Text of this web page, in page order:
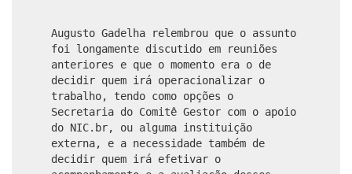
Augusto Gadelha relembrou que o assunto
foi longamente discutido em reuniões
anteriores e que o momento era o de
decidir quem irá operacionalizar o
trabalho, tendo como opções o
Secretaria do Comitê Gestor com o apoio
do NIC.br, ou alguma instituição
externa, e a necessidade também de
decidir quem irá efetivar o